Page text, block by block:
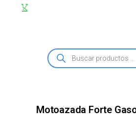
Motoazada Forte